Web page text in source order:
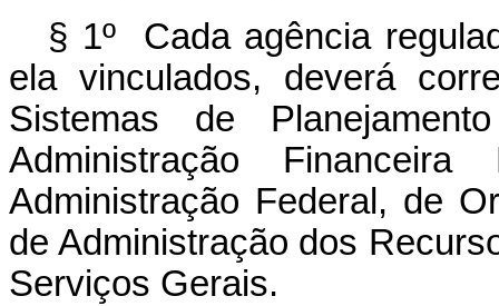
§ 1º Cada agência
ela vinculados, deverá
Sistemas de
Administração
Administração Federal, de
de Administração dos
Serviços Gerais.